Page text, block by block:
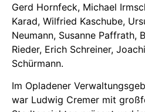
Gerd Hornfeck, Michael
Karad, Wilfried Kaschube,
Neumann, Susanne Paffrath,
Rieder, Erich Schreiner,
Schürmann.
Im Opladener
war Ludwig Cremer mit